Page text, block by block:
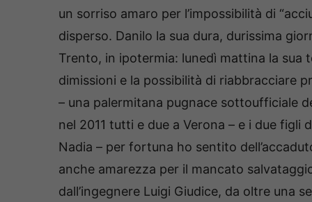
un sorriso amaro per l’impossibilità di
disperso. Danilo la sua dura, durissima
Trento, in ipotermia: lunedì mattina la sua
dimissioni e la possibilità di riabbracciare
– una palermitana pugnace sottoufficiale
nel 2011 tutti e due a Verona – e i due figli
Nadia – per fortuna ho sentito
anche amarezza per il mancato
dall’ingegnere Luigi Giudice, da oltre una